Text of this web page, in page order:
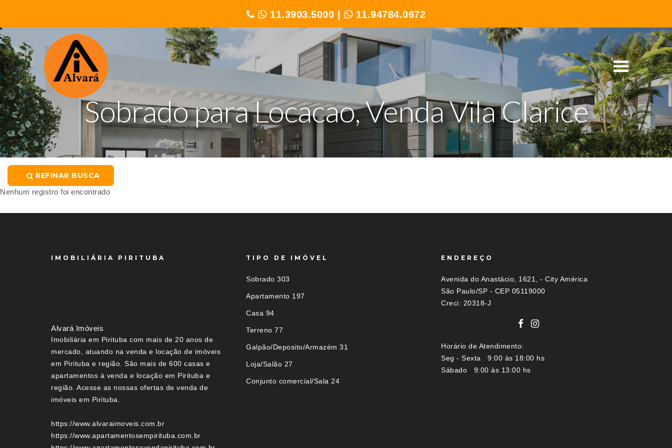
11.3903.5000 11.94784.0672
Sobrado para Locacao, Venda Vila Clarice
REFINAR BUSCA
Nenhum registro foi encontrado
IMOBILIÁRIA PIRITUBA
Alvará Imóveis
Imobiliária em Pirituba com mais de 20 anos de
mercado, atuando na venda e locação de imóveis
em Pirituba e região. São mais de 600 casas e
apartamentos à venda e locação em Pirituba e
região. Acesse as nossas ofertas de venda de
imóveis em Pirituba.
https://www.alvaraimoveis.com.br
https://www.apartamentosempirituba.com.br
TIPO DE IMÓVEL
Sobrado 303
Apartamento 197
Casa 94
Terreno 77
Galpão/Deposito/Armazém 31
Loja/Salão 27
Conjunto comercial/Sala 24
ENDEREÇO
Avenida do Anastácio, 1621, - City América
São Paulo/SP - CEP 05119000
Creci: 20318-J
Horário de Atendimento:
Seg - Sexta 9:00 às 18:00 hs
Sábado 9:00 às 13:00 hs